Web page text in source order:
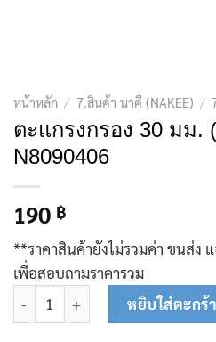
หน้าหลัก / 7.สินค้า นาคี (NAKEE) /
ตะแกรงกรอง 30 มม.
N8090406
190 ฿
**ราคาสินค้ายังไม่รวมค่า ขนส่ง แ
เพื่อสอบถามราคารวม
จำนวน ตะแกรงกรอง 30 มม. (200
หยิบใส่ตะกร้า